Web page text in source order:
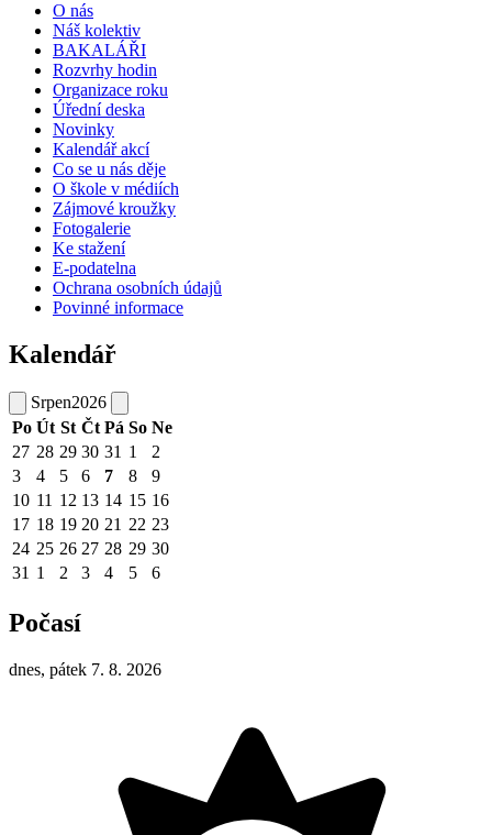
O nás
Náš kolektiv
BAKALÁŘI
Rozvrhy hodin
Organizace roku
Úřední deska
Novinky
Kalendář akcí
Co se u nás děje
O škole v médiích
Zájmové kroužky
Fotogalerie
Ke stažení
E-podatelna
Ochrana osobních údajů
Povinné informace
Kalendář
Srpen2026
Po Út St Čt Pá So Ne
27 28 29 30 31 1
2
3
4 5 6 7 8
9
10 11 12 13 14 15 16
17 18 19 20 21 22 23
24 25 26 27 28 29 30
31 1 2 3 4 5 6
Počasí
dnes, pátek 7. 8. 2026